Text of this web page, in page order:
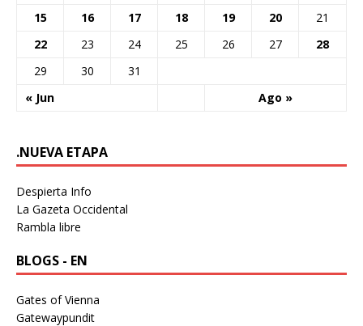
« Jun Ago »
15
16 17 18 19 20
21
22
23 24 25 26 27
28
29
30 31
.NUEVA ETAPA
Despierta Info
La Gazeta Occidental
Rambla libre
BLOGS - EN
Gates of Vienna
Gatewaypundit